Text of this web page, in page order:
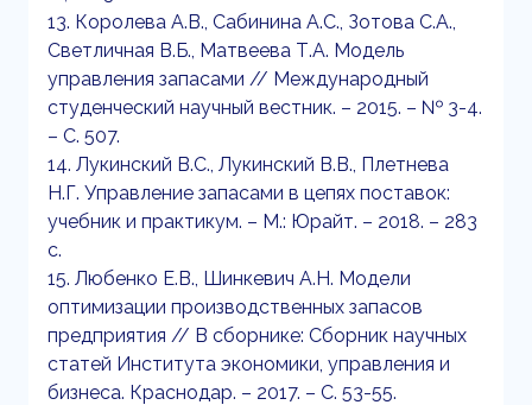
13. Королева А.В., Сабинина А.С., Зотова С.А.,
Светличная В.Б., Матвеева Т.А. Модель
управления запасами // Международный
студенческий научный вестник. – 2015. – № 3-4.
– С. 507.
14. Лукинский В.С., Лукинский В.В., Плетнева
Н.Г. Управление запасами в цепях поставок:
учебник и практикум. – М.: Юрайт. – 2018. – 283
с.
15. Любенко Е.В., Шинкевич А.Н. Модели
оптимизации производственных запасов
предприятия // В сборнике: Сборник научных
статей Института экономики, управления и
бизнеса. Краснодар. – 2017. – С. 53-55.